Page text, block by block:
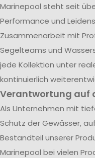
Marinepool steht seit
Performance und
Zusammenarbeit mit
Segelteams und
jede Kollektion unter
kontinuierlich
Verantwortung auf
Als Unternehmen mit
Schutz der Gewässer,
Bestandteil unserer
Marinepool bei vielen